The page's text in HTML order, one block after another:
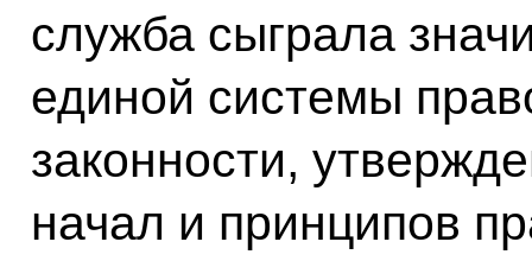
служба сыграла
единой системы
законности,
начал и принципов